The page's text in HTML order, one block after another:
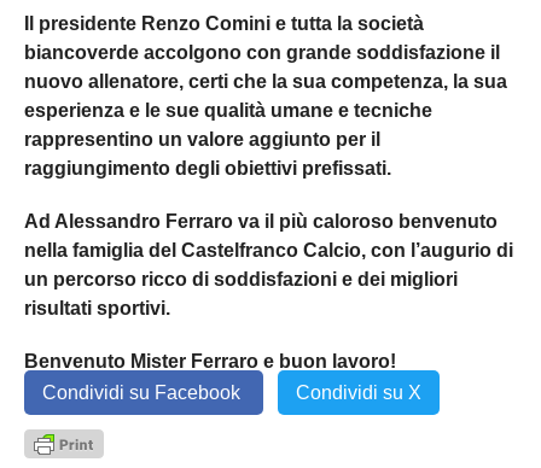
Il presidente Renzo Comini e tutta la società
biancoverde accolgono con grande soddisfazione il
nuovo allenatore, certi che la sua competenza, la sua
esperienza e le sue qualità umane e tecniche
rappresentino un valore aggiunto per il
raggiungimento degli obiettivi prefissati.
Ad Alessandro Ferraro va il più caloroso benvenuto
nella famiglia del Castelfranco Calcio, con l’augurio di
un percorso ricco di soddisfazioni e dei migliori
risultati sportivi.
Benvenuto Mister Ferraro e buon lavoro!
Condividi su Facebook
Condividi su X